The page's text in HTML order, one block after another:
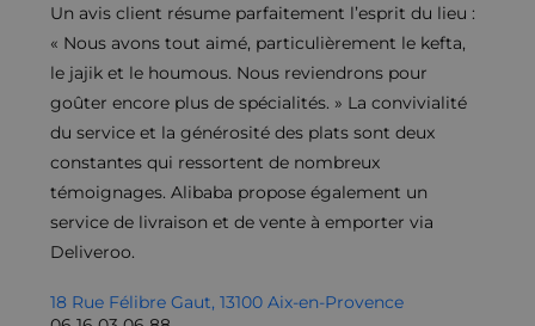
Un avis client résume parfaitement l’esprit du lieu :
« Nous avons tout aimé, particulièrement le kefta,
le jajik et le houmous. Nous reviendrons pour
goûter encore plus de spécialités. » La convivialité
du service et la générosité des plats sont deux
constantes qui ressortent de nombreux
témoignages. Alibaba propose également un
service de livraison et de vente à emporter via
Deliveroo.
18 Rue Félibre Gaut, 13100 Aix-en-Provence